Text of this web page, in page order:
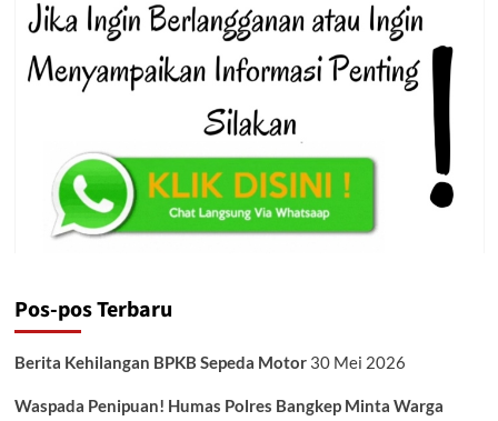
Pos-pos Terbaru
Berita Kehilangan BPKB Sepeda Motor 30 Mei 2026
Waspada Penipuan! Humas Polres Bangkep Minta Warga